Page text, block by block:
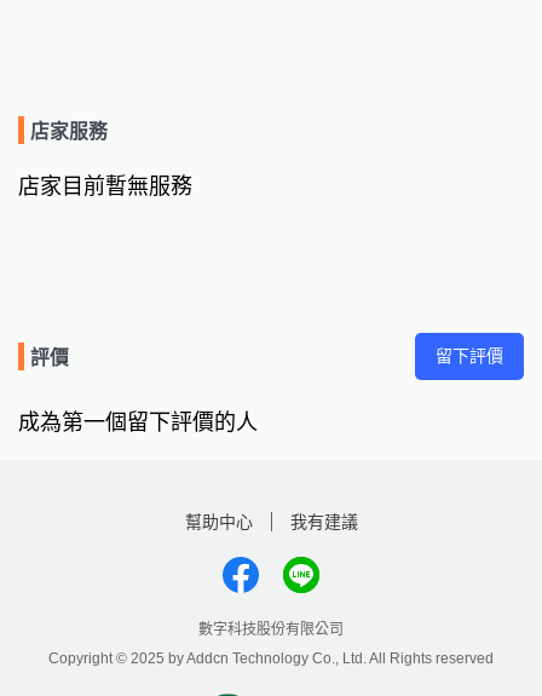
店家服務
店家目前暫無服務
評價 留下評價
成為第一個留下評價的人
幫助中心 我有建議
數字科技股份有限公司
Copyright © 2025 by Addcn Technology Co., Ltd. All Rights reserved